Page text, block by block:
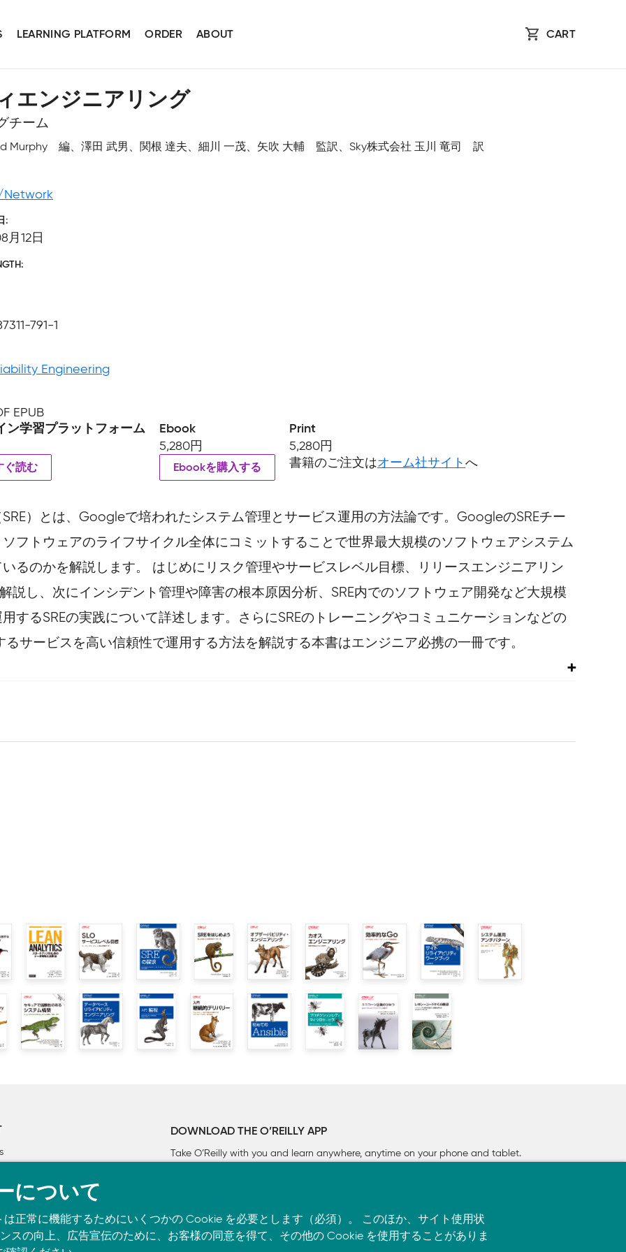
LEARNING PLATFORM ORDER ABOUT CART
エンジニアリング
チーム
Murphy 編、澤田 武男、関根 達夫、細川 一茂、矢吹 大輔 監訳、Sky株式会社 玉川 竜司 訳
Network
月12日
791-1
Engineering
EPUB
ン学習プラットフォーム
ぐ読む
Ebook
5,280円
Ebookを購入する
Print
5,280円
書籍のご注文はオーム社サイトへ
）とは、Googleで培われたシステム管理とサービス運用の方法論です。GoogleのSREチー
フトウェアのライフサイクル全体にコミットすることで世界最大規模のソフトウェアシステム
るのかを解説します。 はじめにリスク管理やサービスレベル目標、リリースエンジニアリン
説し、次にインシデント管理や障害の根本原因分析、SRE内でのソフトウェア開発など大規模
するSREの実践について詳述します。さらにSREのトレーニングやコミュニケーションなどの
サービスを高い信頼性で運用する方法を解説する本書はエンジニア必携の一冊です。
DOWNLOAD THE O’REILLY APP
Take O’Reilly with you and learn anywhere, anytime on your phone and tablet.
について
正常に機能するためにいくつかの Cookie を必要とします（必須）。 このほか、サイト使用状
スの向上、広告宣伝のために、お客様の同意を得て、その他の Cookie を使用することがありま